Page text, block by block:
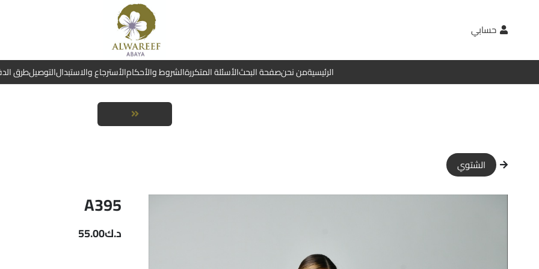
حسابي
الرئيسيةمن نحنصفحة البحثالأسئلة المتكررةالشروط والأحكامالأسترجاع والاستبدالالتوصيلطرق
الشتوي
A395
د.ك55.00